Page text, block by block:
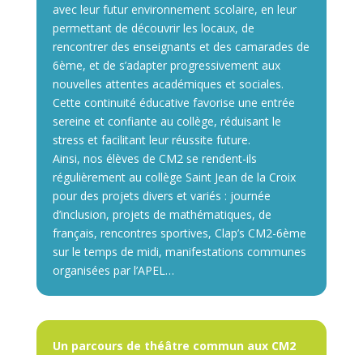
avec leur futur environnement scolaire, en leur
permettant de découvrir les locaux, de
rencontrer des enseignants et des camarades de
6ème, et de s’adapter progressivement aux
nouvelles attentes académiques et sociales.
Cette continuité éducative favorise une entrée
sereine et confiante au collège, réduisant le
stress et facilitant leur réussite future.
Ainsi, nos élèves de CM2 se rendent-ils
régulièrement au collège Saint Jean de la Croix
pour des projets divers et variés : journée
d’inclusion, projets de mathématiques, de
français, rencontres sportives, Clap’s CM2-6ème
sur le temps de midi, manifestations communes
organisées par l’APEL…
Un parcours de théâtre commun aux CM2